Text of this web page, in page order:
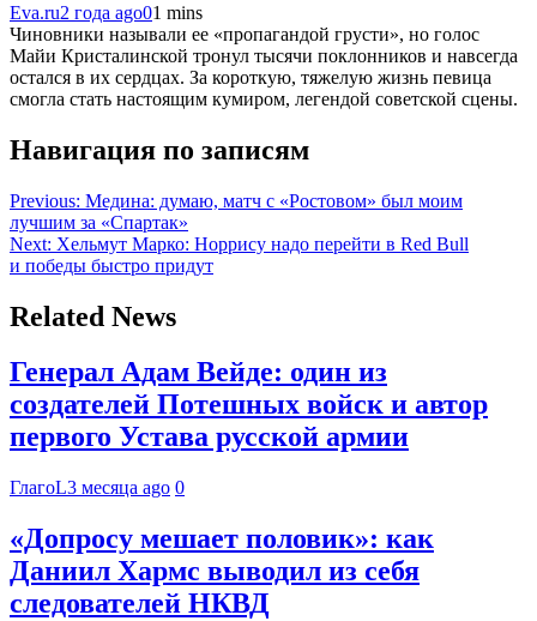
Eva.ru2 года ago01 mins
Чиновники называли ее «пропагандой грусти», но голос
Майи Кристалинской тронул тысячи поклонников и навсегда
остался в их сердцах. За короткую, тяжелую жизнь певица
смогла стать настоящим кумиром, легендой советской сцены.
Навигация по записям
Previous: Медина: думаю, матч с «Ростовом» был моим
лучшим за «Спартак»
Next: Хельмут Марко: Норрису надо перейти в Red Bull
и победы быстро придут
Related News
Генерал Адам Вейде: один из
создателей Потешных войск и автор
первого Устава русской армии
ГлагоL3 месяца ago 0
«Допросу мешает половик»: как
Даниил Хармс выводил из себя
следователей НКВД